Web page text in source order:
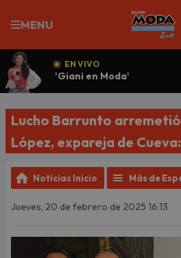
MENU
EN VIVO
'Giani en Moda'
Lucho Barrunto
López, expareja de
Noticias Inicio Más de
Jueves, 20 de febrero de 2025 16:13